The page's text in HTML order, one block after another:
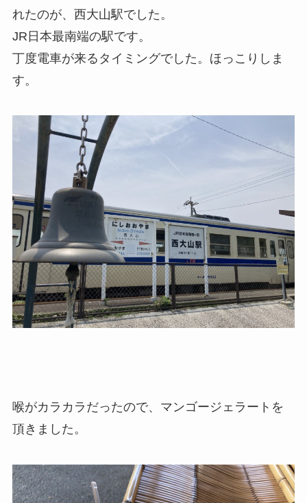
れたのが、西大山駅でした。
JR日本最南端の駅です。
丁度電車が来るタイミングでした。ほっこりしま
す。
喉がカラカラだったので、マンゴージェラートを
頂きました。